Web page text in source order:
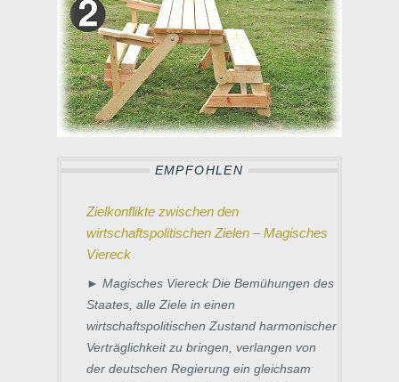
EMPFOHLEN
Zielkonflikte zwischen den
wirtschaftspolitischen Zielen – Magisches
Viereck
► Magisches Viereck Die Bemühungen des
Staates, alle Ziele in einen
wirtschaftspolitischen Zustand harmonischer
Verträglichkeit zu bringen, verlangen von
der deutschen Regierung ein gleichsam